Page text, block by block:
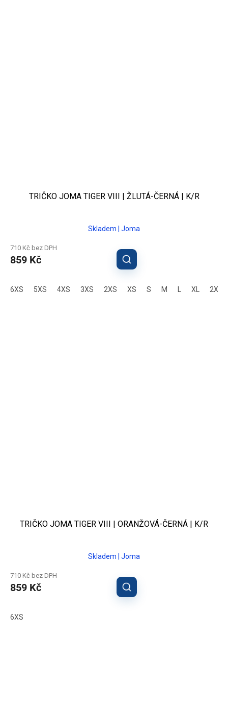
TRIČKO JOMA TIGER VIII | ŽLUTÁ-ČERNÁ | K/R
Skladem | Joma
710 Kč bez DPH
859 Kč
6XS 5XS 4XS 3XS 2XS XS S M L XL 2XL
TRIČKO JOMA TIGER VIII | ORANŽOVÁ-ČERNÁ | K/R
Skladem | Joma
710 Kč bez DPH
859 Kč
6XS